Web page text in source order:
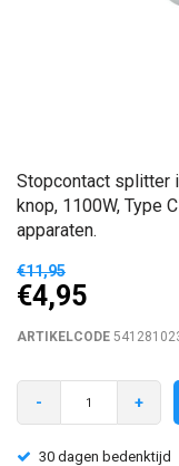
Stopcontact splitter
knop, 1100W, Type
apparaten.
€11,95
€4,95
ARTIKELCODE
- +
30 dagen bedenktijd